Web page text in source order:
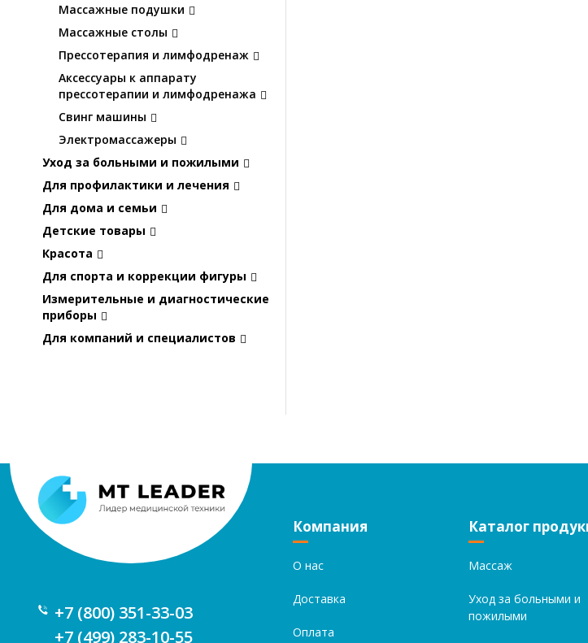
Массажные подушки
Массажные столы
Прессотерапия и лимфодренаж
Аксессуары к аппарату
прессотерапии и лимфодренажа
Свинг машины
Электромассажеры
Уход за больными и пожилыми
Для профилактики и лечения
Для дома и семьи
Детские товары
Красота
Для спорта и коррекции фигуры
Измерительные и диагностические
приборы
Для компаний и специалистов
+7 (800) 351-33-03
+7 (499) 283-10-55
Компания
О нас
Доставка
Оплата
Каталог
Массаж
Уход за больными и
пожилыми